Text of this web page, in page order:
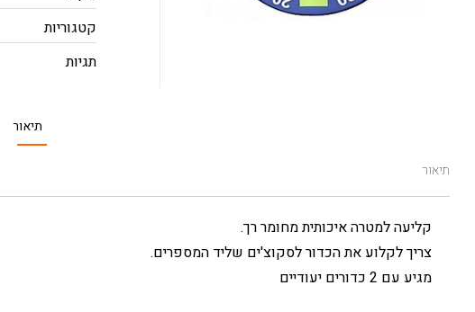
קטגוריות
תגיות
תיאור
תיאור
קליעה למטרה איכותית מחומר רך.
צריך לקלוע את הכדור לסקוצ'ים שליד המספרים.
מגיע עם 2 כדורים יעודיים